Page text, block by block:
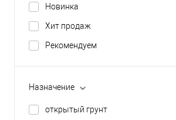
Новинка
Хит продаж
Рекомендуем
Назначение
открытый грунт